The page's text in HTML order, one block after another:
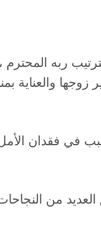
ربه المحترم
والعناية
في فقدان
من النجاحات